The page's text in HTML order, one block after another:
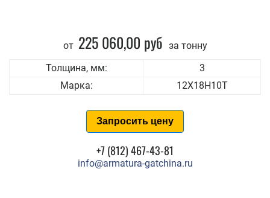
от 225 060,00 руб за тонну
Толщина, мм:
3
Марка:
12Х18Н10Т
Запросить цену
+7 (812) 467-43-81
info@armatura-gatchina.ru